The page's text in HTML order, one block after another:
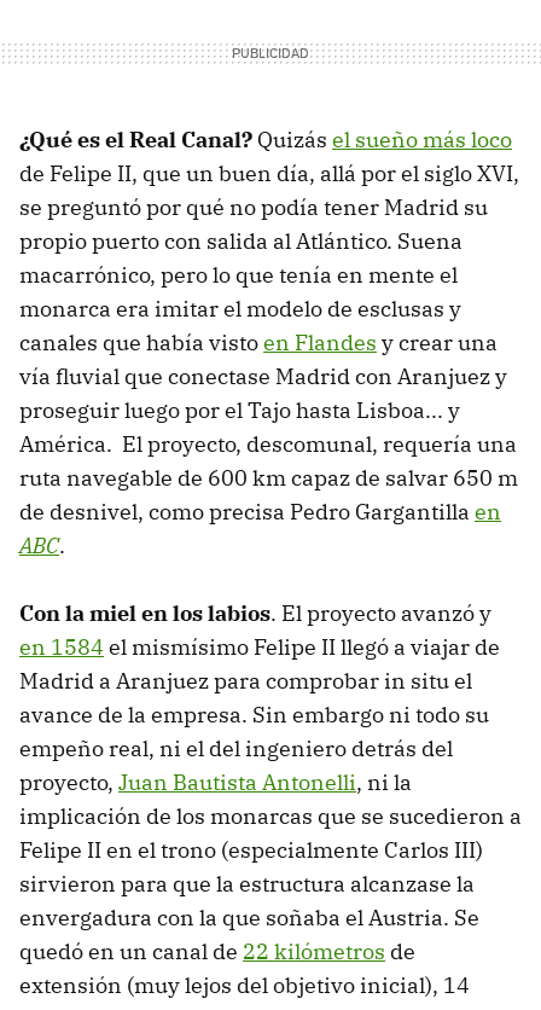
¿Qué es el Real Canal? Quizás el sueño más loco
de Felipe II, que un buen día, allá por el siglo XVI,
se preguntó por qué no podía tener Madrid su
propio puerto con salida al Atlántico. Suena
macarrónico, pero lo que tenía en mente el
monarca era imitar el modelo de esclusas y
canales que había vistoen Flandes y crear una
vía fluvial que conectase Madrid con Aranjuez y
proseguir luego por el Tajo hasta Lisboa... y
América. El proyecto, descomunal, requería una
ruta navegable de 600 km capaz de salvar 650 m
de desnivel, como precisa Pedro Gargantilla en
ABC.
Con la miel en los labios. El proyecto avanzó y
en 1584 el mismísimo Felipe II llegó a viajar de
Madrid a Aranjuez para comprobar in situ el
avance de la empresa. Sin embargo ni todo su
empeño real, ni el del ingeniero detrás del
proyecto, Juan Bautista Antonelli, ni la
implicación de los monarcas que se sucedieron a
Felipe II en el trono (especialmente Carlos III)
sirvieron para que la estructura alcanzase la
envergadura con la que soñaba el Austria. Se
quedó en un canal de 22 kilómetros de
extensión (muy lejos del objetivo inicial), 14